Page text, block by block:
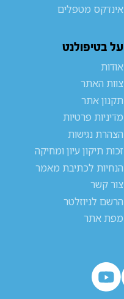
אינדקס מטפלים
על בטיפולנט
אודות
צוות האתר
תקנון אתר
מדיניות פרטיות
הצהרת נגישות
זכות תיקון עיון ומחיקה
הנחיות לכתיבת מאמר
צור קשר
הרשם לניוזלטר
מפת אתר